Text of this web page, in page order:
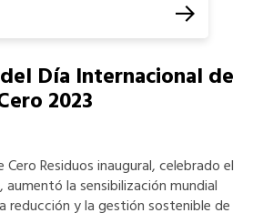
Día Internacional de
2023
Residuos inaugural, celebrado el
la sensibilización mundial
reducción y la gestión sostenible de